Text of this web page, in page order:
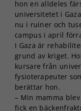
hon en alldeles
universitetet i
nu i ruiner och
campus i april
I Gaza är
grund av kriget.
kursare från
fysioterapeuter
berättar hon.
– Min mamma
fick en